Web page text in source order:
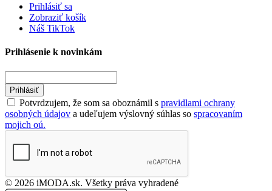
Prihlásiť sa
Zobraziť košík
Náš TikTok
Prihlásenie k novinkám
Prihlásiť
Potvrdzujem, že som sa oboznámil s pravidlami ochrany
osobných údajov a udeľujem výslovný súhlas so spracovaním
mojich oú.
© 2026 iMODA.sk. Všetky práva vyhradené